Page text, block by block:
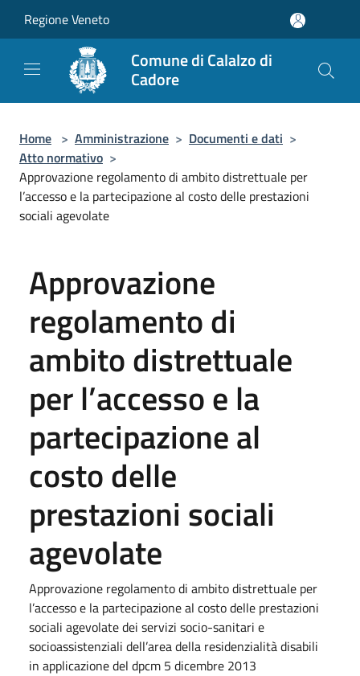
Regione Veneto
Comune di Calalzo di
Cadore
Home > Amministrazione > Documenti e dati >
Atto normativo >
Approvazione regolamento di ambito distrettuale per
l’accesso e la partecipazione al costo delle prestazioni
sociali agevolate
Approvazione
regolamento di
ambito distrettuale
per l’accesso e la
partecipazione al
costo delle
prestazioni sociali
agevolate
Approvazione regolamento di ambito distrettuale per
l’accesso e la partecipazione al costo delle prestazioni
sociali agevolate dei servizi socio-sanitari e
socioassistenziali dell’area della residenzialità disabili
in applicazione del dpcm 5 dicembre 2013